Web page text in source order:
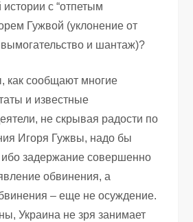
с “отпетым
Гужвой (уклонение от
и шантаж)?
как сообщают многие
и известные
не скрывая радости по
Игоря Гужвы, надо бы
ибо задержание совершенно
обвинения, а
– еще не осуждение.
Украина не зря занимает